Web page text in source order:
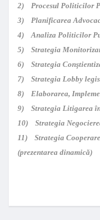
2) Procesul Politicilor
3) Planificarea
4) Analiza Politicilor
5) Strategia
6) Strategia
7) Strategia Lobby
8) Elaborarea,
9) Strategia Litigarea
10) Strategia
11) Strategia
(prezentarea dinamică)